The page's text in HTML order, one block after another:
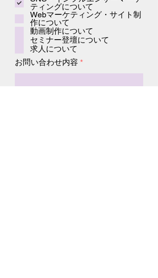
ティングについて
Webマーケティング・サイト制
作について
動画制作について
セミナー登壇について
求人について
お問い合わせ内容